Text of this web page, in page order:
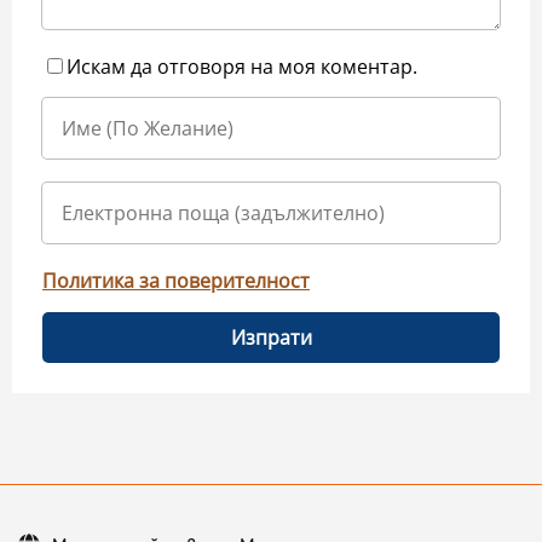
Искам да отговоря на моя коментар.
Политика за поверителност
Изпрати